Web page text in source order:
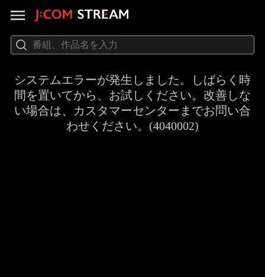
システムエラーが発生しました。しばらく時
間を置いてから、お試しください。改善しな
い場合は、カスタマーセンターまでお問い合
わせください。(4040002)